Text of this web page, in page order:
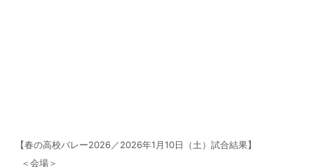
【春の高校バレー2026／2026年1月10日（土）試合結果】
＜会場＞